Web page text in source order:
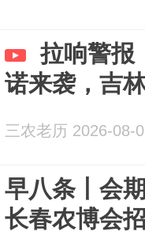
拉响警报
诺来袭，吉
三农老历 2026-08-
早八条丨会
长春农博会